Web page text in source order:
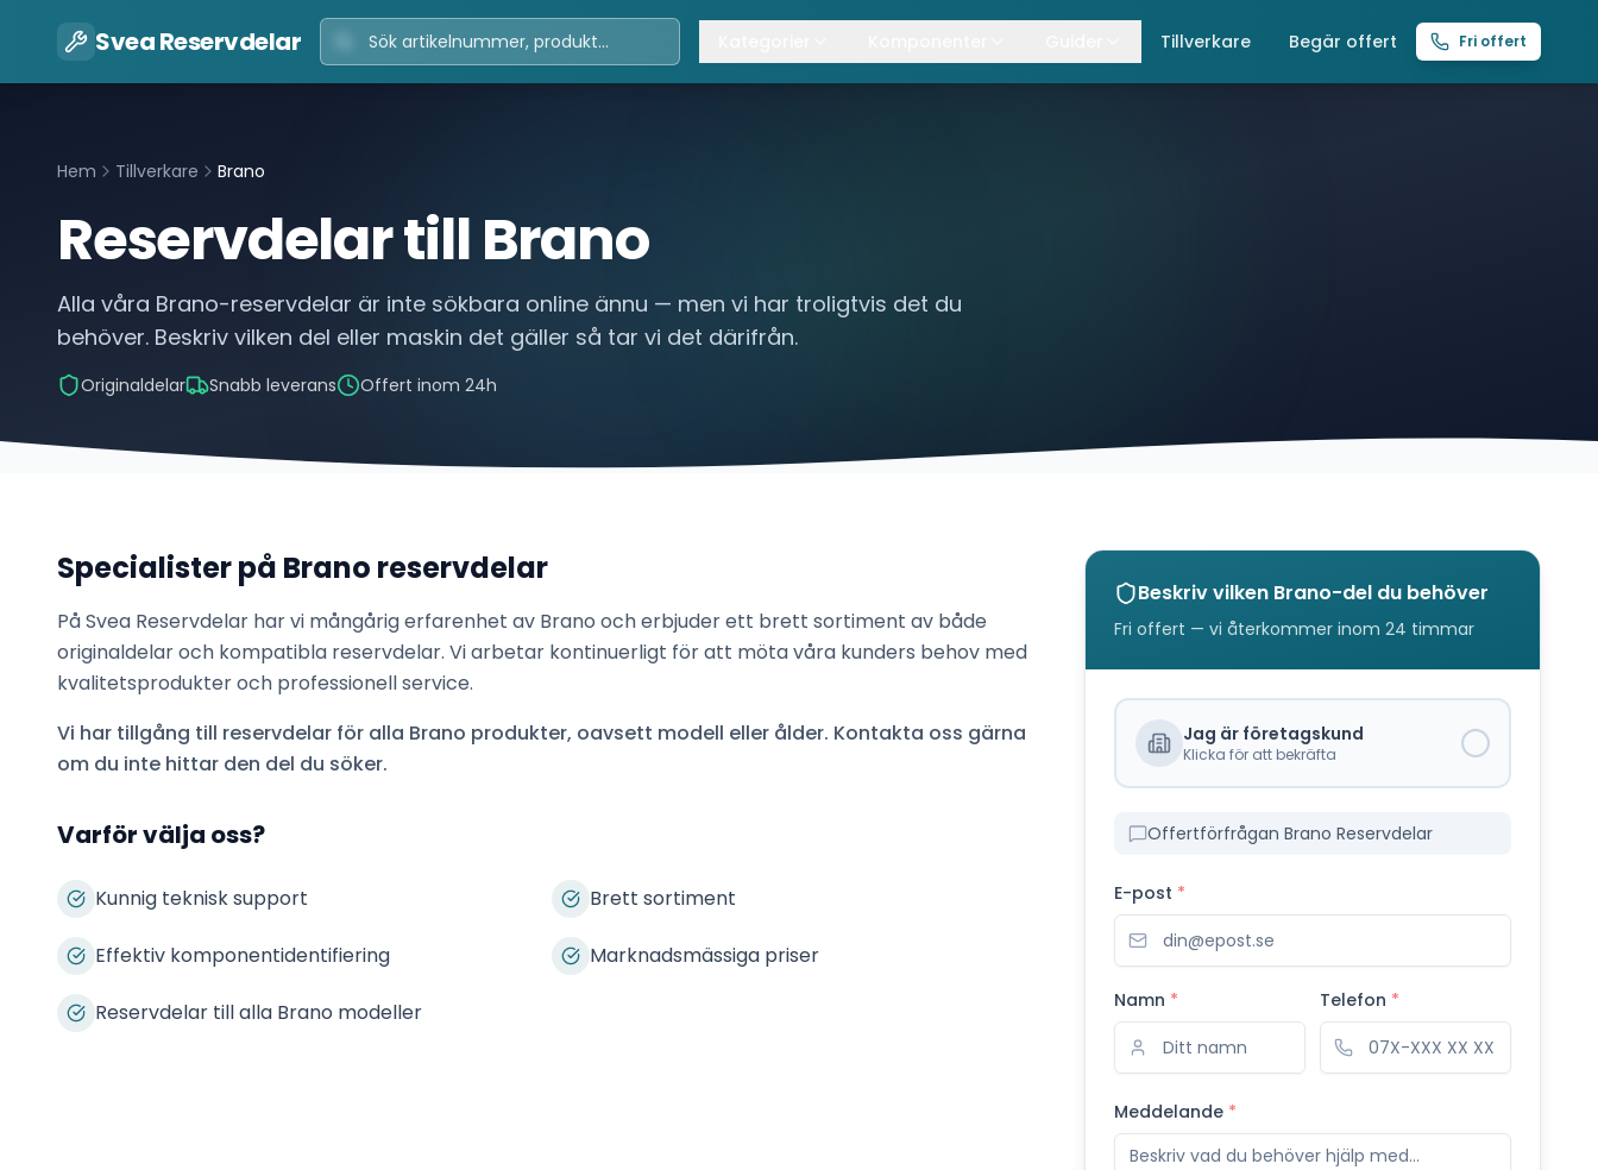
Svea Reservdelar
Truckar
Tillverkare Begär offert Fri offert
Hem Tillverkare Brano
Reservdelar tillBrano
Alla våra Brano-reservdelar är inte sökbara online ännu — men vi har troligtvis det du
behöver. Beskriv vilken del eller maskin det gäller så tar vi det därifrån.
Originaldelar Snabb leverans Offert inom 24h
Specialister på Brano reservdelar
På Svea Reservdelar har vi mångårig erfarenhet av Brano och erbjuder ett brett sortiment av både
originaldelar och kompatibla reservdelar. Vi arbetar kontinuerligt för att möta våra kunders behov med
kvalitetsprodukter och professionell service.
Vi har tillgång till reservdelar för alla Brano produkter, oavsett modell eller ålder. Kontakta oss gärna
om du inte hittar den del du söker.
Varför välja oss?
Kunnig teknisk support Brett sortiment
Effektiv komponentidentifiering Marknadsmässiga priser
Reservdelar till alla Brano modeller
Beskriv vilken Brano-del du behöver
Fri offert — vi återkommer inom 24 timmar
Jag är företagskund
Klicka för att bekräfta
Offertförfrågan Brano Reservdelar
E-post *
Namn * Telefon *
Meddelande *